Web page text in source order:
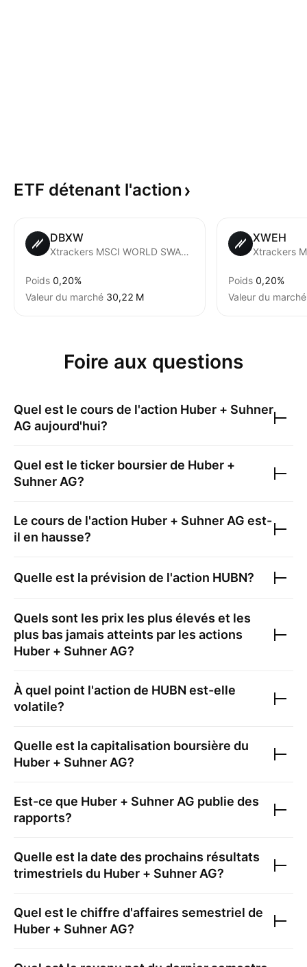
ETF détenant l'action
DBXW
Xtrackers MSCI WORLD SWAP UCITS ETF Capitalisation 1C
Poids 0,20%
Valeur du marché ‪30,22 M‬
XWEH
Poids 0,20%
Valeur du marché
Foire aux questions
Quel est le cours de l'action Huber + Suhner
AG aujourd'hui?
Quel est le ticker boursier de Huber +
Suhner AG?
Le cours de l'action Huber + Suhner AG est-
il en hausse?
Quelle est la prévision de l'action HUBN?
Quels sont les prix les plus élevés et les
plus bas jamais atteints par les actions
Huber + Suhner AG?
À quel point l'action de HUBN est-elle
volatile?
Quelle est la capitalisation boursière du
Huber + Suhner AG?
Est-ce que Huber + Suhner AG publie des
rapports?
Quelle est la date des prochains résultats
trimestriels du Huber + Suhner AG?
Quel est le chiffre d'affaires semestriel de
Huber + Suhner AG?